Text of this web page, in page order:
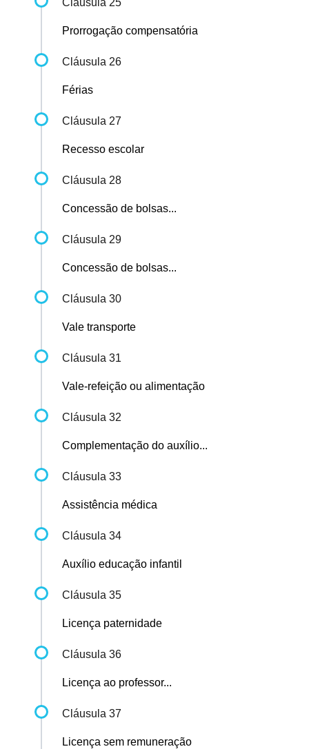
Cláusula 25
Prorrogação compensatória
Cláusula 26
Férias
Cláusula 27
Recesso escolar
Cláusula 28
Concessão de bolsas...
Cláusula 29
Concessão de bolsas...
Cláusula 30
Vale transporte
Cláusula 31
Vale-refeição ou alimentação
Cláusula 32
Complementação do auxílio...
Cláusula 33
Assistência médica
Cláusula 34
Auxílio educação infantil
Cláusula 35
Licença paternidade
Cláusula 36
Licença ao professor...
Cláusula 37
Licença sem remuneração